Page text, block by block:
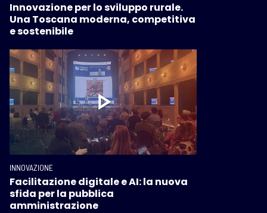
Innovazione per lo sviluppo rurale.
Una Toscana moderna, competitiva
e sostenibile
INNOVAZIONE
Facilitazione digitale e AI: la nuova
sfida per la pubblica
amministrazione